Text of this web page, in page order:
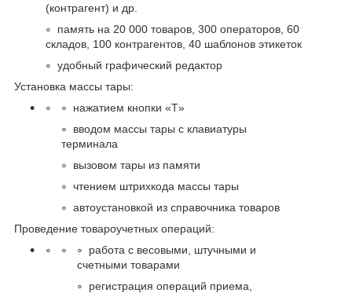
(контрагент) и др.
память на 20 000 товаров, 300 операторов, 60
складов, 100 контрагентов, 40 шаблонов этикеток
удобный графический редактор
Установка массы тары:
нажатием кнопки «T»
вводом массы тары с клавиатуры
терминала
вызовом тары из памяти
чтением штрихкода массы тары
автоустановкой из справочника товаров
Проведение товароучетных операций:
работа с весовыми, штучными и
счетными товарами
регистрация операций приема,